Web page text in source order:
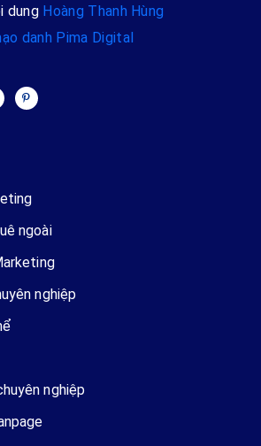
dung Hoàng Thanh Hùng
danh Pima Digital
ngoài
nghiệp
nghiệp